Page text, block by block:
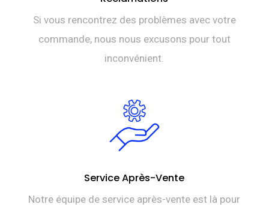
Si vous rencontrez des problèmes avec votre
commande, nous nous excusons pour tout
inconvénient.
Service Après-Vente
Notre équipe de service après-vente est là pour